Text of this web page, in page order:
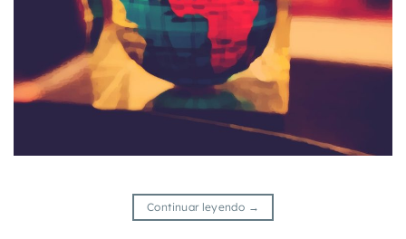
Continuar leyendo →